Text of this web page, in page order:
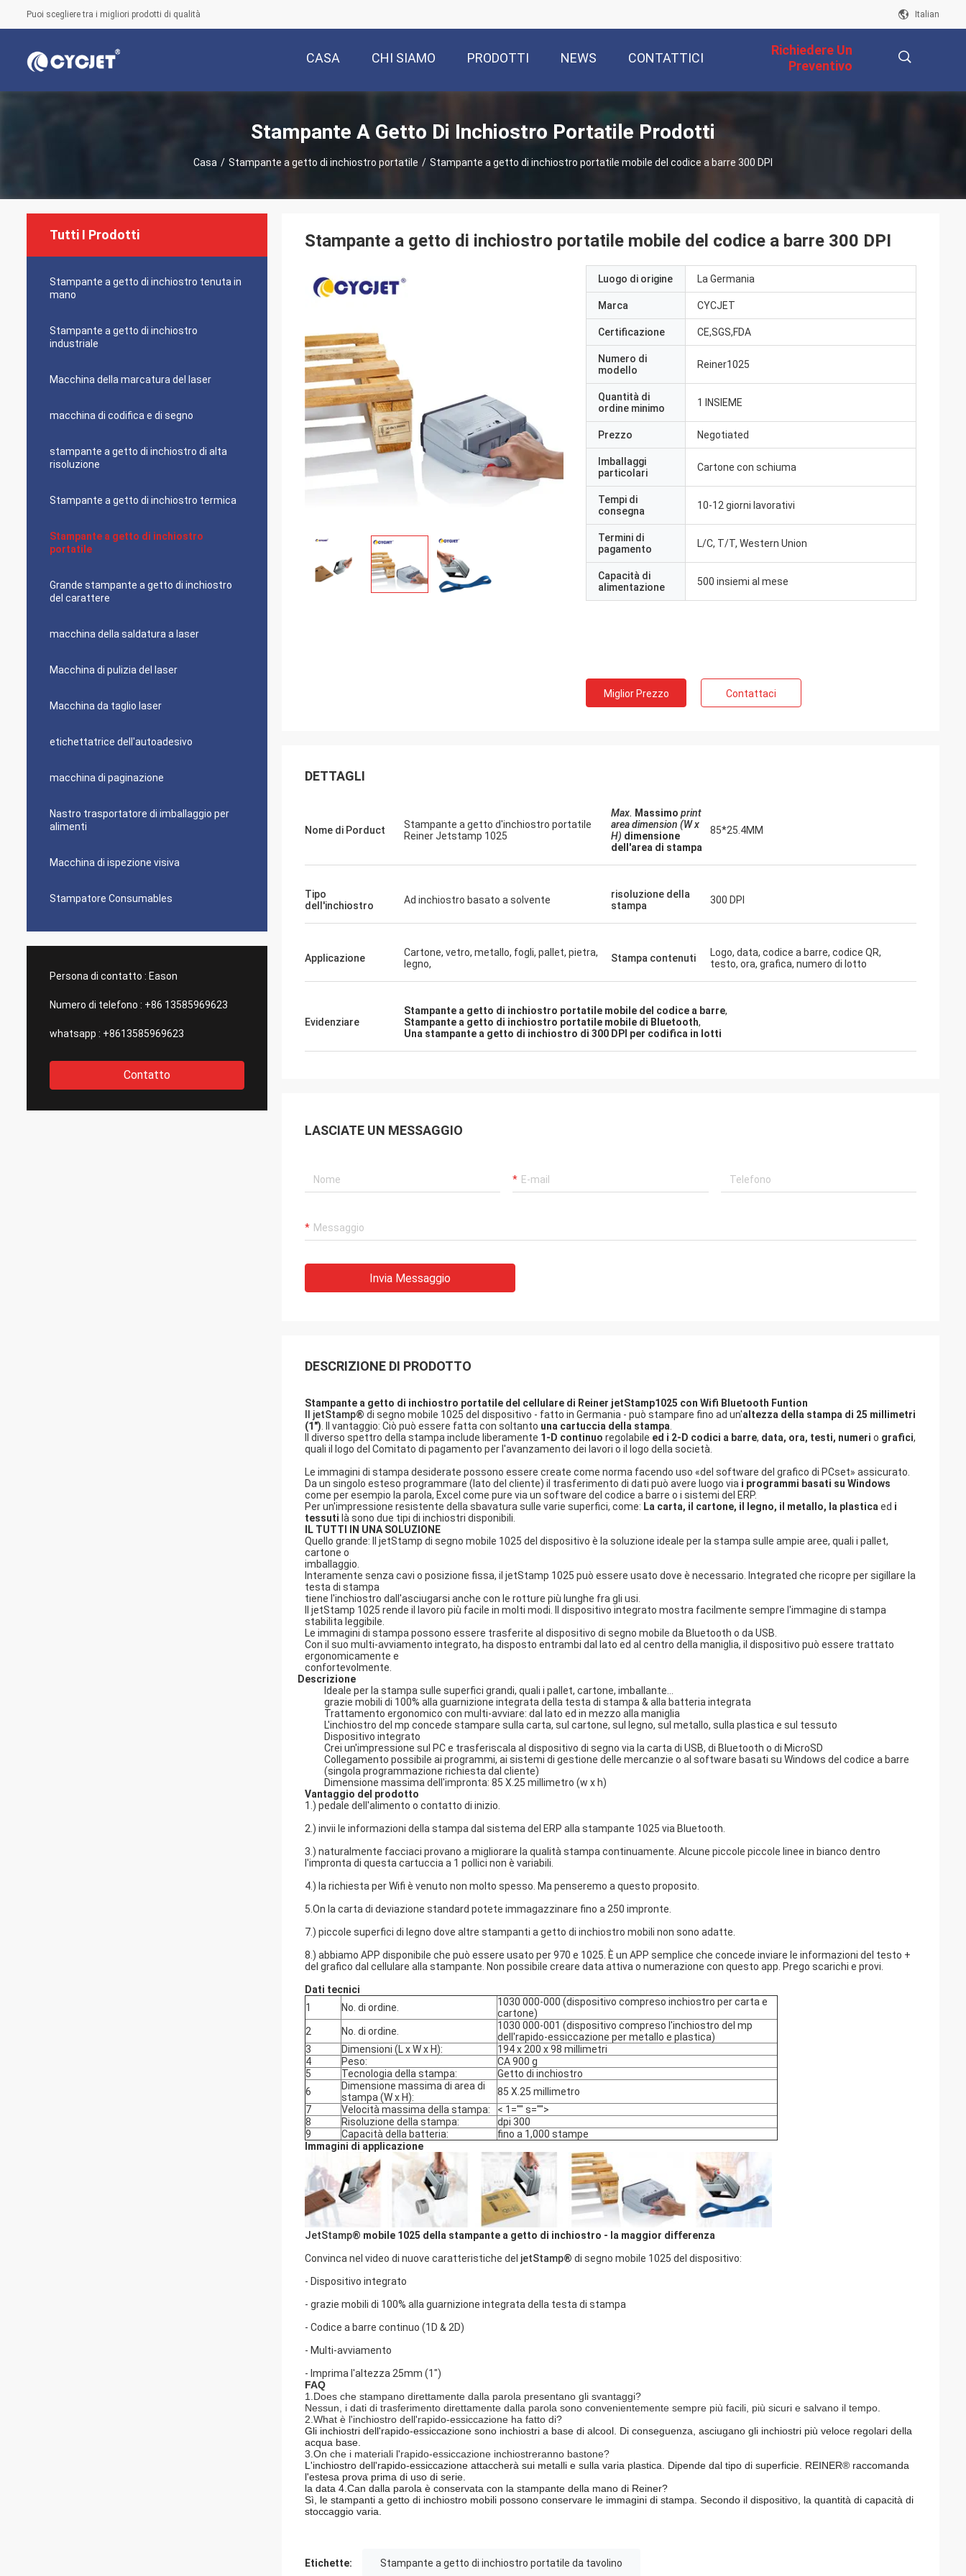
Puoi scegliere tra i migliori prodotti di qualità Italian
CASA CHI SIAMO PRODOTTI NEWS CONTATTICI
Richiedere Un
Preventivo
Stampante A Getto Di Inchiostro Portatile Prodotti
Casa / Stampante a getto di inchiostro portatile / Stampante a getto di inchiostro portatile mobile del codice a barre 300 DPI
Tutti I Prodotti
Stampante a getto di inchiostro tenuta in
mano
Stampante a getto di inchiostro
industriale
Macchina della marcatura del laser
macchina di codifica e di segno
stampante a getto di inchiostro di alta
risoluzione
Stampante a getto di inchiostro termica
Stampante a getto di inchiostro
portatile
Grande stampante a getto di inchiostro
del carattere
macchina della saldatura a laser
Macchina di pulizia del laser
Macchina da taglio laser
etichettatrice dell'autoadesivo
macchina di paginazione
Nastro trasportatore di imballaggio per
alimenti
Macchina di ispezione visiva
Stampatore Consumables
Persona di contatto : Eason
Numero di telefono : +86 13585969623
whatsapp : +8613585969623
Contatto
Stampante a getto di inchiostro portatile mobile del codice a barre 300 DPI
Luogo di origine La Germania
Marca CYCJET
Certificazione CE,SGS,FDA
Numero di
modello
Reiner1025
Quantità di
ordine minimo
1 INSIEME
Prezzo Negotiated
Imballaggi
particolari
Cartone con schiuma
Tempi di
consegna
10-12 giorni lavorativi
Termini di
pagamento
L/C, T/T, Western Union
Capacità di
alimentazione
500 insiemi al mese
Miglior Prezzo Contattaci
DETTAGLI
Nome di Porduct
Stampante a getto d'inchiostro portatile
Reiner Jetstamp 1025
Max. Massimo print
area dimension (W x
H) dimensione
dell'area di stampa
85*25.4MM
Tipo
dell'inchiostro
Ad inchiostro basato a solvente
risoluzione della
stampa
300 DPI
Applicazione
Cartone, vetro, metallo, fogli, pallet, pietra,
legno,
Stampa contenuti
Logo, data, codice a barre, codice QR,
testo, ora, grafica, numero di lotto
Evidenziare
Stampante a getto di inchiostro portatile mobile del codice a barre,
Stampante a getto di inchiostro portatile mobile di Bluetooth,
Una stampante a getto di inchiostro di 300 DPI per codifica in lotti
LASCIATE UN MESSAGGIO
Invia Messaggio
DESCRIZIONE DI PRODOTTO
Stampante a getto di inchiostro portatile del cellulare di Reiner jetStamp1025 con Wifi Bluetooth Funtion
Il jetStamp® di segno mobile 1025 del dispositivo - fatto in Germania - può stampare fino ad un'altezza della stampa di 25 millimetri
(1") . Il vantaggio: Ciò può essere fatta con soltanto una cartuccia della stampa
Il diverso spettro della stampa include liberamente 1-D continuo regolabile ed i 2-D codici a barre, data, ora, testi, numeri o grafici,
quali il logo del Comitato di pagamento per l'avanzamento dei lavori o il logo della società.
Le immagini di stampa desiderate possono essere create come norma facendo uso «del software del grafico di PCset» assicurato.
Da un singolo esteso programmare (lato del cliente) il trasferimento di dati può avere luogo via i programmi basati su Windows
come per esempio la parola, Excel come pure via un software del codice a barre o i sistemi del ERP.
Per un'impressione resistente della sbavatura sulle varie superfici, come: La carta, il cartone, il legno, il metallo, la plastica ed i
tessuti là sono due tipi di inchiostri disponibili.
IL TUTTI IN UNA SOLUZIONE
Quello grande: Il jetStamp di segno mobile 1025 del dispositivo è la soluzione ideale per la stampa sulle ampie aree, quali i pallet,
cartone o
imballaggio.
Interamente senza cavi o posizione fissa, il jetStamp 1025 può essere usato dove è necessario. Integrated che ricopre per sigillare la
testa di stampa
tiene l'inchiostro dall'asciugarsi anche con le rotture più lunghe fra gli usi.
Il jetStamp 1025 rende il lavoro più facile in molti modi. Il dispositivo integrato mostra facilmente sempre l'immagine di stampa
stabilita leggibile.
Le immagini di stampa possono essere trasferite al dispositivo di segno mobile da Bluetooth o da USB.
Con il suo multi-avviamento integrato, ha disposto entrambi dal lato ed al centro della maniglia, il dispositivo può essere trattato
ergonomicamente e
confortevolmente.
Descrizione
Ideale per la stampa sulle superfici grandi, quali i pallet, cartone, imballante…
grazie mobili di 100% alla guarnizione integrata della testa di stampa & alla batteria integrata
Trattamento ergonomico con multi-avviare: dal lato ed in mezzo alla maniglia
L'inchiostro del mp concede stampare sulla carta, sul cartone, sul legno, sul metallo, sulla plastica e sul tessuto
Dispositivo integrato
Crei un'impressione sul PC e trasferiscala al dispositivo di segno via la carta di USB, di Bluetooth o di MicroSD
Collegamento possibile ai programmi, ai sistemi di gestione delle mercanzie o al software basati su Windows del codice a barre
(singola programmazione richiesta dal cliente)
Dimensione massima dell'impronta: 85 X.25 millimetro (w x h)
Vantaggio del prodotto
1.) pedale dell'alimento o contatto di inizio.
2.) invii le informazioni della stampa dal sistema del ERP alla stampante 1025 via Bluetooth.
3.) naturalmente facciaci provano a migliorare la qualità stampa continuamente. Alcune piccole piccole linee in bianco dentro
l'impronta di questa cartuccia a 1 pollici non è variabili.
4.) la richiesta per Wifi è venuto non molto spesso. Ma penseremo a questo proposito.
5.On la carta di deviazione standard potete immagazzinare fino a 250 impronte.
7.) piccole superfici di legno dove altre stampanti a getto di inchiostro mobili non sono adatte.
8.) abbiamo APP disponibile che può essere usato per 970 e 1025. È un APP semplice che concede inviare le informazioni del testo +
del grafico dal cellulare alla stampante. Non possibile creare data attiva o numerazione con questo app. Prego scarichi e provi.
Dati tecnici
1
No. di ordine.
1030 000-000 (dispositivo compreso inchiostro per carta e
cartone)
2
No. di ordine.
1030 000-001 (dispositivo compreso l'inchiostro del mp
dell'rapido-essiccazione per metallo e plastica)
3
Dimensioni (L x W x H):
194 x 200 x 98 millimetri
4
Peso:
CA 900 g
5
Tecnologia della stampa:
Getto di inchiostro
6
Dimensione massima di area di
stampa (W x H):
85 X.25 millimetro
7
Velocità massima della stampa:
< 1="" s="">
8
Risoluzione della stampa:
dpi 300
9
Capacità della batteria:
fino a 1,000 stampe
Immagini di applicazione
JetStamp® mobile 1025 della stampante a getto di inchiostro - la maggior differenza
Convinca nel video di nuove caratteristiche del jetStamp® di segno mobile 1025 del dispositivo:
- Dispositivo integrato
- grazie mobili di 100% alla guarnizione integrata della testa di stampa
- Codice a barre continuo (1D & 2D)
- Multi-avviamento
- Imprima l'altezza 25mm (1")
FAQ
1.Does che stampano direttamente dalla parola presentano gli svantaggi?
Nessun, i dati di trasferimento direttamente dalla parola sono convenientemente sempre più facili, più sicuri e salvano il tempo.
2.What è l'inchiostro dell'rapido-essiccazione ha fatto di?
Gli inchiostri dell'rapido-essiccazione sono inchiostri a base di alcool. Di conseguenza, asciugano gli inchiostri più veloce regolari della
acqua base.
3.On che i materiali l'rapido-essiccazione inchiostreranno bastone?
L'inchiostro dell'rapido-essiccazione attaccherà sui metalli e sulla varia plastica. Dipende dal tipo di superficie. REINER® raccomanda
l'estesa prova prima di uso di serie.
la data 4.Can dalla parola è conservata con la stampante della mano di Reiner?
Sì, le stampanti a getto di inchiostro mobili possono conservare le immagini di stampa. Secondo il dispositivo, la quantità di capacità di
stoccaggio varia.
Etichette: Stampante a getto di inchiostro portatile da tavolino